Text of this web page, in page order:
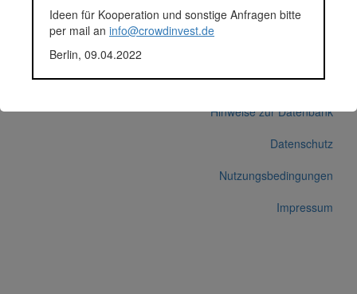
Alle Angaben ohne Gewähr auf Vollständigkeit und Richtigkeit.
Hinweise zur Datenbank
Datenschutz
Nutzungsbedingungen
Impressum
Ideen für Kooperation und sonstige Anfragen bitte
per mail an info@crowdinvest.de
Berlin, 09.04.2022